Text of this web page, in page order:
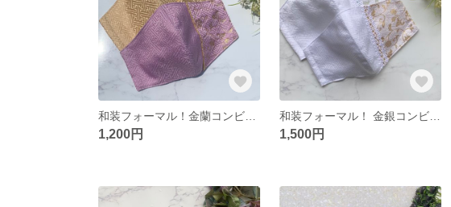
1,200円
和装フォーマル！ 金銀コンビ💫✨(2枚セットではありません、色をお選び下さい) レースは白になります
1,500円